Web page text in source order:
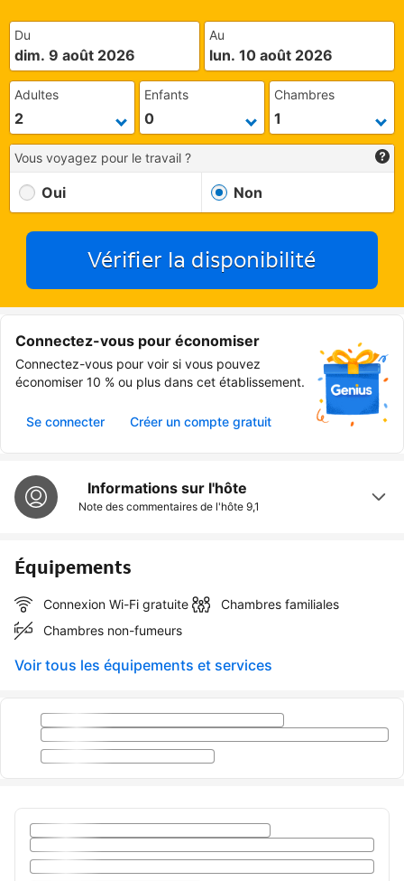
Du
dim. 9 août 2026
Au
lun. 10 août 2026
Adultes Enfants Chambres
Vous voyagez pour le travail ?
Oui Non
Vérifier la disponibilité
Connectez-vous pour économiser
Connectez-vous pour voir si vous pouvez
économiser 10 % ou plus dans cet établissement.
Se connecter Créer un compte gratuit
Informations sur l'hôte
Note des commentaires de l'hôte 9,1
Équipements
Connexion Wi-Fi gratuite
Chambres familiales
Chambres non-fumeurs
Voir tous les équipements et services